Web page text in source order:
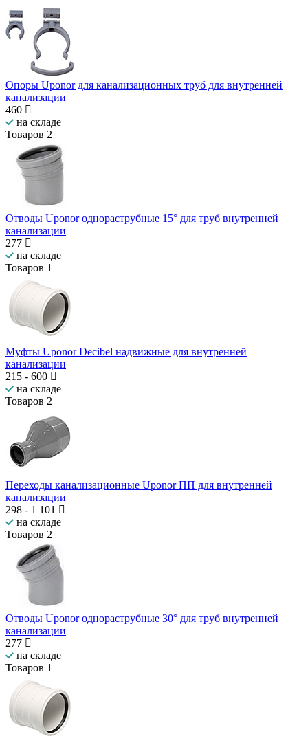
Опоры Uponor для канализационных труб для внутренней
канализации
460
на складе
Товаров 2
Отводы Uponor однораструбные 15° для труб внутренней
канализации
277
на складе
Товаров 1
Муфты Uponor Decibel надвижные для внутренней
канализации
215 - 600
на складе
Товаров 2
Переходы канализационные Uponor ПП для внутренней
канализации
298 - 1 101
на складе
Товаров 2
Отводы Uponor однораструбные 30° для труб внутренней
канализации
277
на складе
Товаров 1